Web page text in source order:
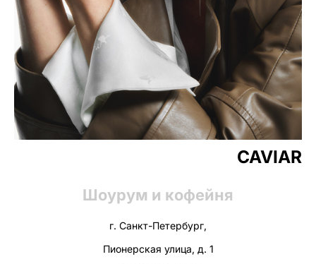
CAVIAR
Шоурум и кофейня
г. Санкт-Петербург,
Пионерская улица, д. 1